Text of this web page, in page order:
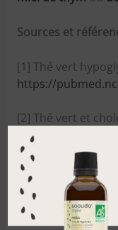
Sources et
[1] Thé vert
https://
[2] Thé vert et
https://
y.2007.176
[3] Édulcorants et
:https://
dedulcorants-